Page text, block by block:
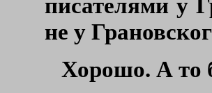
писателями у
не у
Хорошо. А то